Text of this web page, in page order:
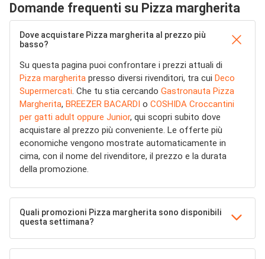
Domande frequenti su Pizza margherita
Dove acquistare Pizza margherita al prezzo più
basso?
Su questa pagina puoi confrontare i prezzi attuali di
Pizza margherita presso diversi rivenditori, tra cui Deco
Supermercati. Che tu stia cercando Gastronauta Pizza
Margherita, BREEZER BACARDI o COSHIDA Croccantini
per gatti adult oppure Junior, qui scopri subito dove
acquistare al prezzo più conveniente. Le offerte più
economiche vengono mostrate automaticamente in
cima, con il nome del rivenditore, il prezzo e la durata
della promozione.
Quali promozioni Pizza margherita sono disponibili
questa settimana?